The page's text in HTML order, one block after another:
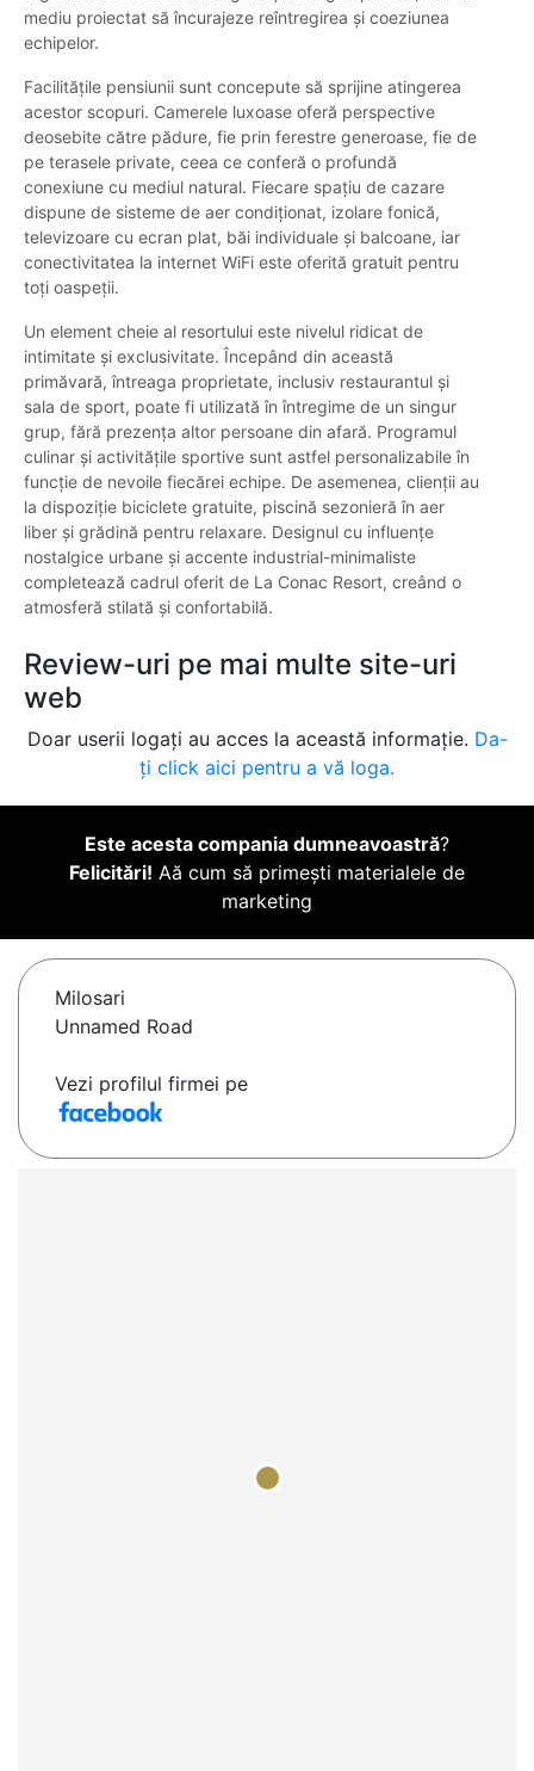
mediu proiectat să încurajeze reîntregirea și coeziunea
echipelor.
Facilitățile pensiunii sunt concepute să sprijine atingerea
acestor scopuri. Camerele luxoase oferă perspective
deosebite către pădure, fie prin ferestre generoase, fie de
pe terasele private, ceea ce conferă o profundă
conexiune cu mediul natural. Fiecare spațiu de cazare
dispune de sisteme de aer condiționat, izolare fonică,
televizoare cu ecran plat, băi individuale și balcoane, iar
conectivitatea la internet WiFi este oferită gratuit pentru
toți oaspeții.
Un element cheie al resortului este nivelul ridicat de
intimitate și exclusivitate. Începând din această
primăvară, întreaga proprietate, inclusiv restaurantul și
sala de sport, poate fi utilizată în întregime de un singur
grup, fără prezența altor persoane din afară. Programul
culinar și activitățile sportive sunt astfel personalizabile în
funcție de nevoile fiecărei echipe. De asemenea, clienții au
la dispoziție biciclete gratuite, piscină sezonieră în aer
liber și grădină pentru relaxare. Designul cu influențe
nostalgice urbane și accente industrial-minimaliste
completează cadrul oferit de La Conac Resort, creând o
atmosferă stilată și confortabilă.
Review-uri pe mai multe site-uri
web
Doar userii logați au acces la această informație. Da-
ți click aici pentru a vă loga.
Este acesta compania dumneavoastră?
Felicitări! Aă cum să primești materialele de
marketing
Milosari
Unnamed Road
Vezi profilul firmei pe